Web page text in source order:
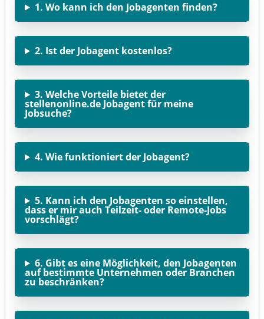
1. Wo kann ich den Jobagenten finden?
2. Ist der Jobagent kostenlos?
3. Welche Vorteile bietet der
stellenonline.de Jobagent für meine
Jobsuche?
4. Wie funktioniert der Jobagent?
5. Kann ich den Jobagenten so einstellen,
dass er mir auch Teilzeit- oder Remote-Jobs
vorschlägt?
6. Gibt es eine Möglichkeit, den Jobagenten
auf bestimmte Unternehmen oder Branchen
zu beschränken?